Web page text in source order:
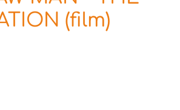
(film)